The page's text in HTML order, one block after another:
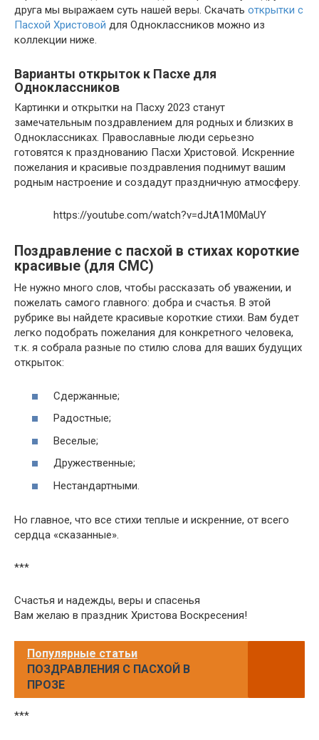
друга мы выражаем суть нашей веры. Скачать открытки с
Пасхой Христовой для Одноклассников можно из
коллекции ниже.
Варианты открыток к Пасхе для
Одноклассников
Картинки и открытки на Пасху 2023 станут
замечательным поздравлением для родных и близких в
Одноклассниках. Православные люди серьезно
готовятся к празднованию Пасхи Христовой. Искренние
пожелания и красивые поздравления поднимут вашим
родным настроение и создадут праздничную атмосферу.
https://youtube.com/watch?v=dJtA1M0MaUY
Поздравление с пасхой в стихах короткие
красивые (для СМС)
Не нужно много слов, чтобы рассказать об уважении, и
пожелать самого главного: добра и счастья. В этой
рубрике вы найдете красивые короткие стихи. Вам будет
легко подобрать пожелания для конкретного человека,
т.к. я собрала разные по стилю слова для ваших будущих
открыток:
Сдержанные;
Радостные;
Веселые;
Дружественные;
Нестандартными.
Но главное, что все стихи теплые и искренние, от всего
сердца «сказанные».
***
Счастья и надежды, веры и спасенья
Вам желаю в праздник Христова Воскресения!
Популярные статьи
ПОЗДРАВЛЕНИЯ С ПАСХОЙ В
ПРОЗЕ
***